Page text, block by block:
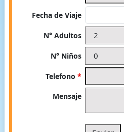
Fecha de Viaje
N° Adultos
N° Niños
Telefono*
Mensaje